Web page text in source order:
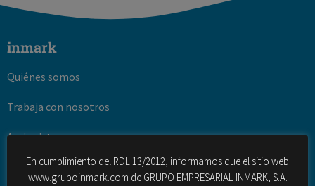
inmark
Quiénes somos
Trabaja con nosotros
Accionistas
Oficinas
En cumplimiento del RDL 13/2012, informamos que el sitio web
www.grupoinmark.com de GRUPO EMPRESARIAL INMARK, S.A.